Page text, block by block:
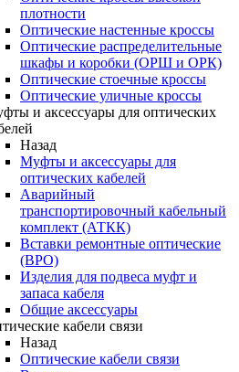
плотности
Оптические настенные кроссы
Оптические распределительные
шкафы и коробки (ОРШ и ОРК)
Оптические стоечные кроссы
Оптические уличные кроссы
и аксессуары для оптических
Назад
Муфты и аксессуары для
оптических кабелей
Аварийный
транспортировочный кабельный
комплект (АТКК)
Вставки ремонтные оптические
(ВРО)
Изделия для подвеса муфт и
запаса кабеля
Общие аксессуары
кабели связи
Назад
Оптические кабели связи